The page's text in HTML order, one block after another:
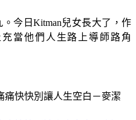
今日Kitman兒女長大了，作
當他們人生路上導師路角